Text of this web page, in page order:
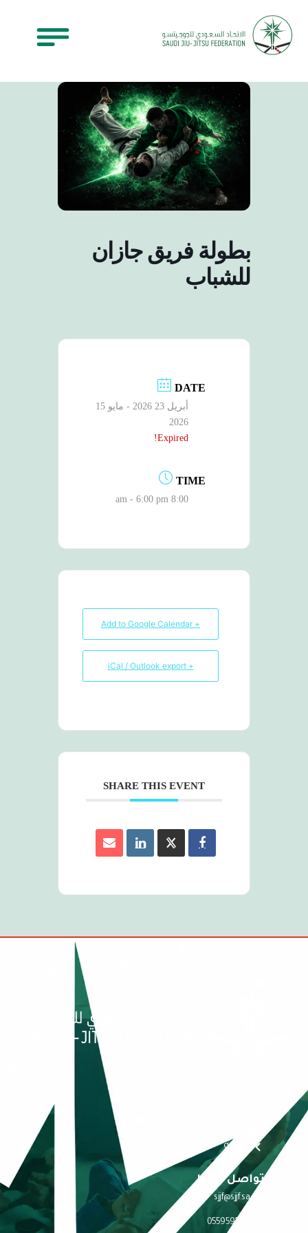
بطولة فريق جازان
للشباب
DATE
أبريل 23 2026
- مايو 15
2026
Expired!
TIME
8:00 am - 6:00 pm
+ Add to Google Calendar
+ iCal / Outlook export
SHARE THIS EVENT
الاندية
تواصل معنا
sjjf@sjjf.sa
0559591770